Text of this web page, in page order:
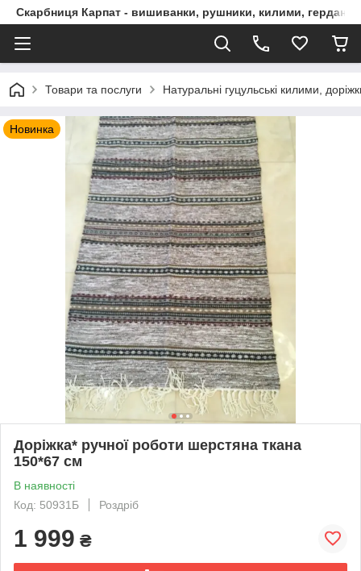
Скарбниця Карпат - вишиванки, рушники, килими, гердани,
Товари та послуги Натуральні гуцульські килими,
Новинка
Доріжка* ручної роботи шерстяна ткана
150*67 см
В наявності
Код: 50931Б
Роздріб
1 999 ₴